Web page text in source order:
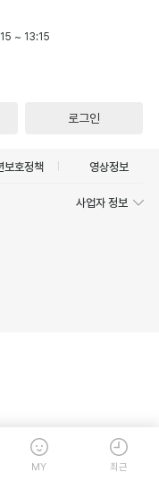
~ 13:15
로그인
보호정책 영상정보
사업자 정보
MY 최근